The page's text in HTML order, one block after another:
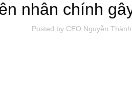
nhân chính
Posted by CEO Nguyễn